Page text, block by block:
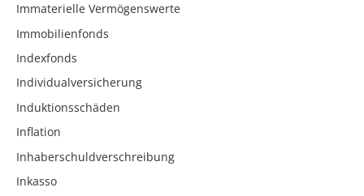
Immaterielle Vermögenswerte
Immobilienfonds
Indexfonds
Individualversicherung
Induktionsschäden
Inflation
Inhaberschuldverschreibung
Inkasso